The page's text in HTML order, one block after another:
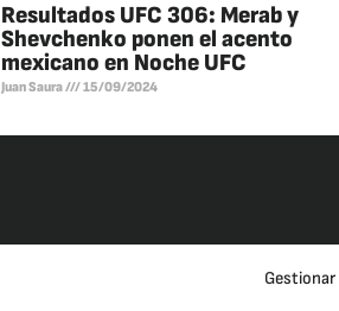
Resultados UFC 306: Merab y
Shevchenko ponen el acento
mexicano en Noche UFC
Juan Saura 15/09/2024